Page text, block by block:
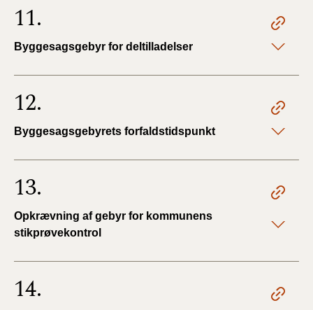
11.
Byggesagsgebyr for deltilladelser
12.
Byggesagsgebyrets forfaldstidspunkt
13.
Opkrævning af gebyr for kommunens
stikprøvekontrol
14.